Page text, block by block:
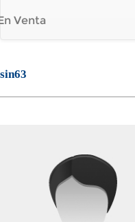
Venta
sin63